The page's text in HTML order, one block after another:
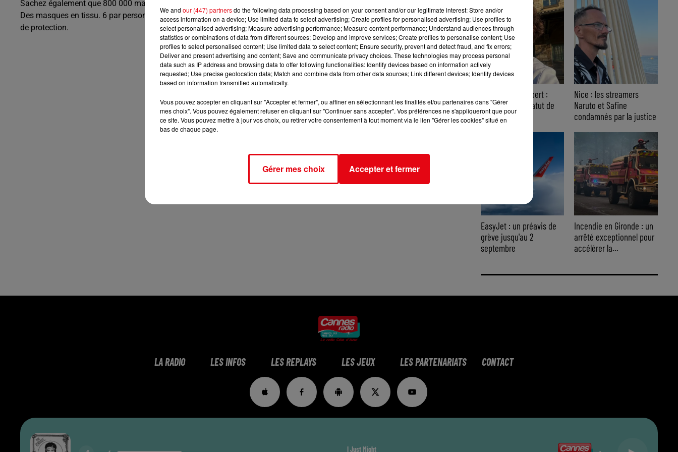
Sachez également que 800 000 masques sont actuellement envoyés par la Poste aux personnes en situation de précarité.
Des masques en tissu. 6 par personne, lavables et réutilisable 20 fois en moyenne. Ce qui représente en moyenne 60 jours
de protection.
Affaire Jean Imbert :
placé sous le statut de
témoin assisté
Nice : les streamers
Naruto et Safine
condamnés par la justice
EasyJet : un préavis de
grève jusqu'au 2
septembre
Incendie en Gironde : un
arrêté exceptionnel pour
accélérer la...
LA RADIO LES INFOS LES REPLAYS LES JEUX LES PARTENARIATS CONTACT
I Just Might
We and our (447) partnersdo the following data processing based on your consent and/or our legitimate interest: Store and/or
access information on a device; Use limited data to select advertising; Create profiles for personalised advertising; Use profiles to
select personalised advertising; Measure advertising performance; Measure content performance; Understand audiences through
statistics or combinations of data from different sources; Develop and improve services; Create profiles to personalise content; Use
profiles to select personalised content; Use limited data to select content; Ensure security, prevent and detect fraud, and fix errors;
Deliver and present advertising and content; Save and communicate privacy choices. These technologies may process personal
data such as IP address and browsing data to offer following functionalities: Identify devices based on information actively
requested; Use precise geolocation data; Match and combine data from other data sources; Link different devices; Identify devices
based on information transmitted automatically.
Vous pouvez accepter en cliquant sur "Accepter et fermer", ou affiner en sélectionnant les finalités et/ou partenaires dans "Gérer
mes choix". Vous pouvez également refuser en cliquant sur "Continuer sans accepter". Vos préférences ne s'appliqueront que pour
ce site. Vous pouvez mettre à jour vos choix, ou retirer votre consentement à tout moment via le lien "Gérer les cookies" situé en
bas de chaque page.
Gérer mes choix Accepter et fermer